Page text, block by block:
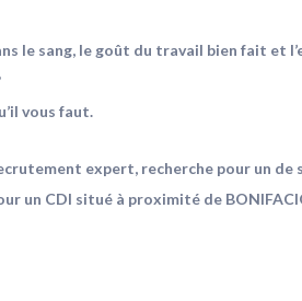
le sang, le goût du travail bien fait et
vous faut.
expert, recherche pour un de
un CDI situé à proximité de